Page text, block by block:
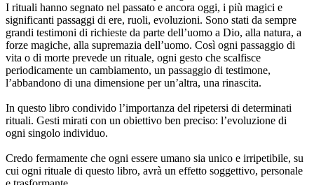
I rituali hanno segnato nel passato e ancora oggi, i più magici e
significanti passaggi di ere, ruoli, evoluzioni. Sono stati da sempre
grandi testimoni di richieste da parte dell’uomo a Dio, alla natura, a
forze magiche, alla supremazia dell’uomo. Così ogni passaggio di
vita o di morte prevede un rituale, ogni gesto che scalfisce
periodicamente un cambiamento, un passaggio di testimone,
l’abbandono di una dimensione per un’altra, una rinascita.
In questo libro condivido l’importanza del ripetersi di determinati
rituali. Gesti mirati con un obiettivo ben preciso: l’evoluzione di
ogni singolo individuo.
Credo fermamente che ogni essere umano sia unico e irripetibile, su
cui ogni rituale di questo libro, avrà un effetto soggettivo, personale